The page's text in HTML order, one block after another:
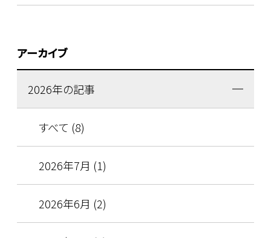
アーカイブ
2026年の記事
すべて (8)
2026年7月 (1)
2026年6月 (2)